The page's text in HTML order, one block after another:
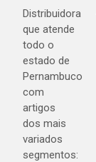
Distribuidora
que atende
todo o
estado de
Pernambuco
com
artigos
dos mais
variados
segmentos: